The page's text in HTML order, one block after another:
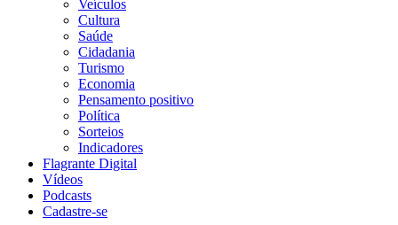
Veículos
Cultura
Saúde
Cidadania
Turismo
Economia
Pensamento positivo
Política
Sorteios
Indicadores
Flagrante Digital
Vídeos
Podcasts
Cadastre-se